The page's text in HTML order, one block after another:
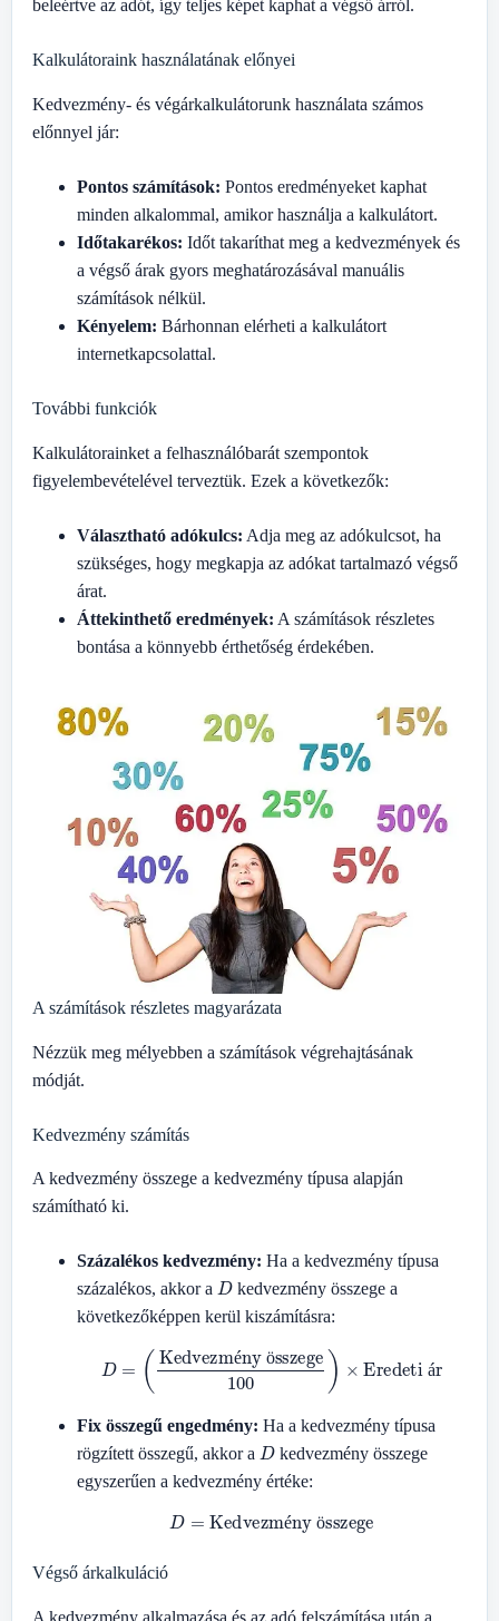
beleértve az adót, így teljes képet kaphat a végső árról.
Kalkulátoraink használatának előnyei
Kedvezmény- és végárkalkulátorunk használata számos
előnnyel jár:
Pontos számítások: Pontos eredményeket kaphat
minden alkalommal, amikor használja a kalkulátort.
Időtakarékos: Időt takaríthat meg a kedvezmények és
a végső árak gyors meghatározásával manuális
számítások nélkül.
Kényelem: Bárhonnan elérheti a kalkulátort
internetkapcsolattal.
További funkciók
Kalkulátorainket a felhasználóbarát szempontok
figyelembevételével terveztük. Ezek a következők:
Választható adókulcs: Adja meg az adókulcsot, ha
szükséges, hogy megkapja az adókat tartalmazó végső
árat.
Áttekinthető eredmények: A számítások részletes
bontása a könnyebb érthetőség érdekében.
A számítások részletes magyarázata
Nézzük meg mélyebben a számítások végrehajtásának
módját.
Kedvezmény számítás
A kedvezmény összege a kedvezmény típusa alapján
számítható ki.
Százalékos kedvezmény: Ha a kedvezmény típusa
százalékos, akkor a Dkedvezmény összege a
következőképpen kerül kiszámításra:
é ö
á
Kedvezmény összege100
Fix összegű engedmény: Ha a kedvezmény típusa
rögzített összegű, akkor a Dkedvezmény összege
egyszerűen a kedvezmény értéke:
é ö
D Kedvezmény összege
Végső árkalkuláció
A kedvezmény alkalmazása és az adó felszámítása után a